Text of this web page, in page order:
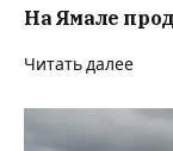
На Ямале
Читать далее